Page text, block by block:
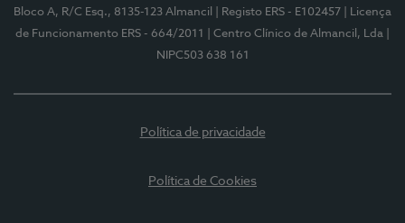
Bloco A, R/C Esq., 8135-123 Almancil
| Registo ERS - E102457
| Licença
de Funcionamento ERS - 664/2011
| Centro Clínico de Almancil, Lda
NIPC503 638 161
Política de privacidade
Política de Cookies